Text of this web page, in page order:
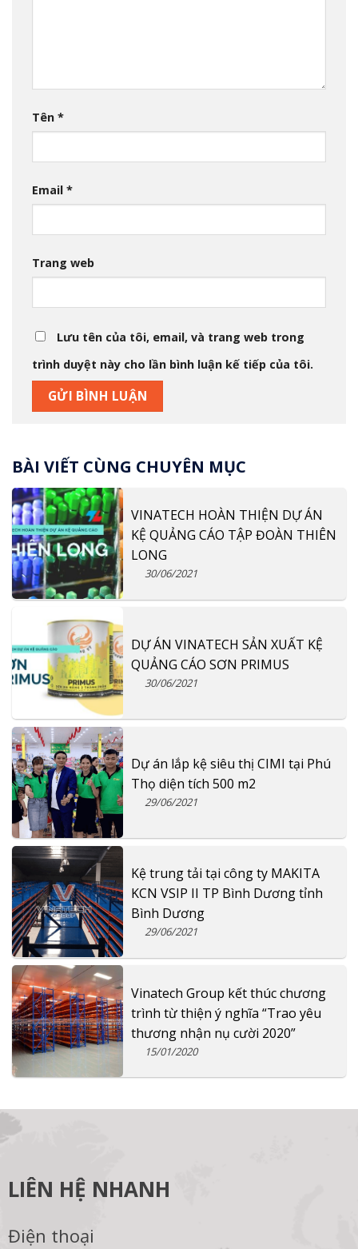
Tên *
Email *
Trang web
Lưu tên của tôi, email, và trang web trong
trình duyệt này cho lần bình luận kế tiếp của tôi.
BÀI VIẾT CÙNG CHUYÊN MỤC
VINATECH HOÀN THIỆN DỰ ÁN
KỆ QUẢNG CÁO TẬP ĐOÀN THIÊN
LONG
30/06/2021
DỰ ÁN VINATECH SẢN XUẤT KỆ
QUẢNG CÁO SƠN PRIMUS
30/06/2021
Dự án lắp kệ siêu thị CIMI tại Phú
Thọ diện tích 500 m2
29/06/2021
Kệ trung tải tại công ty MAKITA
KCN VSIP II TP Bình Dương tỉnh
Bình Dương
29/06/2021
Vinatech Group kết thúc chương
trình từ thiện ý nghĩa “Trao yêu
thương nhận nụ cười 2020”
15/01/2020
LIÊN HỆ NHANH
Điện thoại